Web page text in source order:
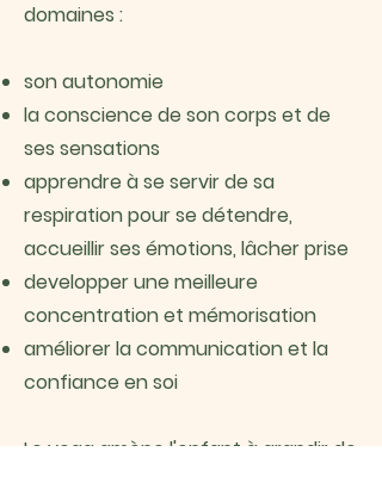
domaines :
son autonomie
la conscience de son corps et de
ses sensations
apprendre à se servir de sa
respiration pour se détendre,
accueillir ses émotions, lâcher prise
developper une meilleure
concentration et mémorisation
améliorer la communication et la
confiance en soi
Le yoga amène l'enfant à grandir de